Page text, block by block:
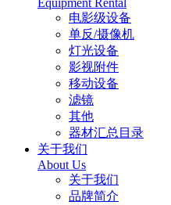
Equipment Rental
电影级设备
单反/摄像机
灯光设备
影视附件
移动设备
滤镜
其他
器材汇总目录
关于我们
About Us
关于我们
品牌简介